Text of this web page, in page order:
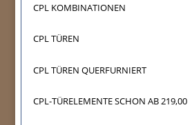
CPL KOMBINATIONEN
CPL TÜREN
CPL TÜREN QUERFURNIERT
CPL-TÜRELEMENTE SCHON AB 219,00